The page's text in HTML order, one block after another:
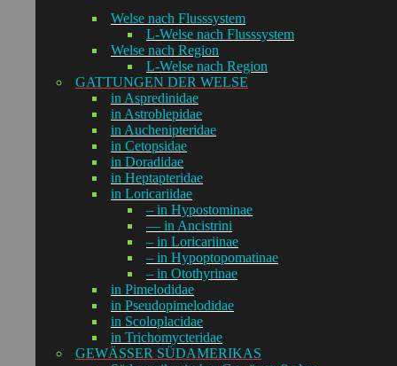
Welse nach Flusssystem
L-Welse nach Flusssystem
Welse nach Region
L-Welse nach Region
GATTUNGEN DER WELSE
in Aspredinidae
in Astroblepidae
in Auchenipteridae
in Cetopsidae
in Doradidae
in Heptapteridae
in Loricariidae
– in Hypostominae
— in Ancistrini
– in Loricariinae
– in Hypoptopomatinae
– in Otothyrinae
in Pimelodidae
in Pseudopimelodidae
in Scoloplacidae
in Trichomycteridae
GEWÄSSER SÜDAMERIKAS